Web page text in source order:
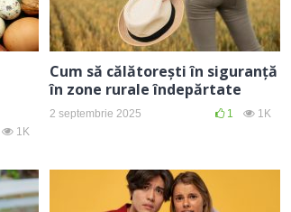
1K
Cum să călătorești în siguranță
în zone rurale îndepărtate
2 septembrie 2025 1 1K